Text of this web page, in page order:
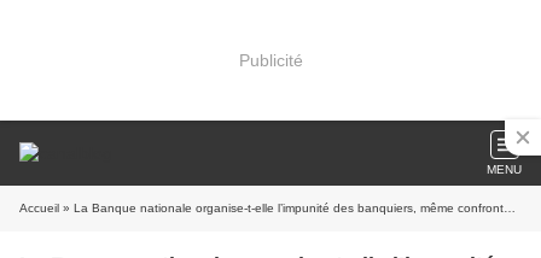
Publicité
MENU
Accueil » La Banque nationale organise-t-elle l’impunité des banquiers, même confrontés aux ennuis judiciaires ?